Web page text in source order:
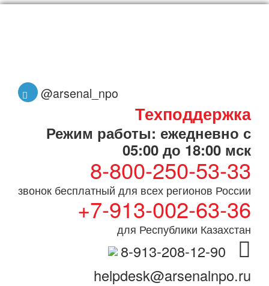
@arsenal_npo
Техподдержка
Режим работы: ежедневно с
05:00 до 18:00 мск
8-800-250-53-33
звонок бесплатный для всех регионов России
+7-913-002-63-36
для Республики Казахстан
8-913-208-12-90
helpdesk@arsenalnpo.ru